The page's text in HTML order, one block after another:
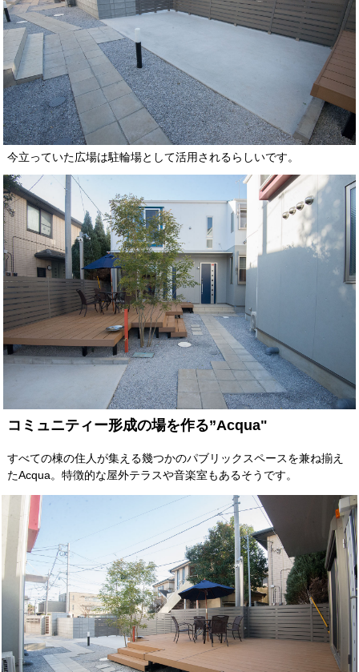
今立っていた広場は駐輪場として活用されるらしいです。
コミュニティー形成の場を作る”Acqua"
すべての棟の住人が集える幾つかのパブリックスペースを兼ね揃え
たAcqua。特徴的な屋外テラスや音楽室もあるそうです。